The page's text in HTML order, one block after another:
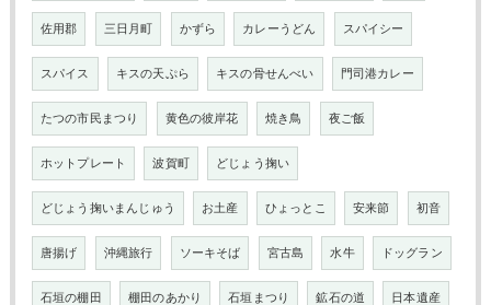
佐用郡 三日月町 かずら カレーうどん スパイシー
スパイス キスの天ぷら キスの骨せんべい 門司港カレー
たつの市民まつり 黄色の彼岸花 焼き鳥 夜ご飯
ホットプレート 波賀町 どじょう掬い
どじょう掬いまんじゅう お土産 ひょっとこ 安来節 初音
唐揚げ 沖縄旅行 ソーキそば 宮古島 水牛 ドッグラン
石垣の棚田 棚田のあかり 石垣まつり 鉱石の道 日本遺産